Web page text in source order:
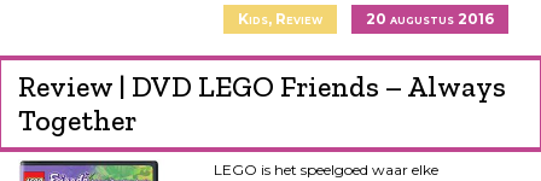
Kids, Review 20 augustus 2016
Review | DVD LEGO Friends – Always
Together
LEGO is het speelgoed waar elke